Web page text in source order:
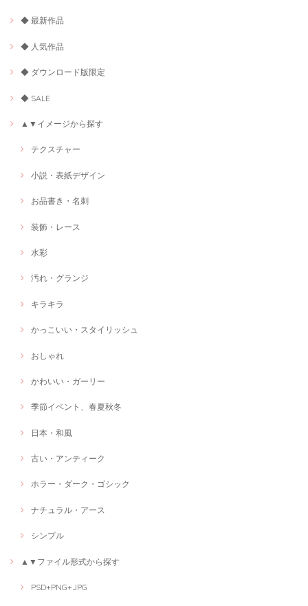
◆ 最新作品
◆ 人気作品
◆ ダウンロード版限定
◆ SALE
▲▼イメージから探す
テクスチャー
小説・表紙デザイン
お品書き・名刺
装飾・レース
水彩
汚れ・グランジ
キラキラ
かっこいい・スタイリッシュ
おしゃれ
かわいい・ガーリー
季節イベント、春夏秋冬
日本・和風
古い・アンティーク
ホラー・ダーク・ゴシック
ナチュラル・アース
シンプル
▲▼ファイル形式から探す
PSD+PNG+JPG